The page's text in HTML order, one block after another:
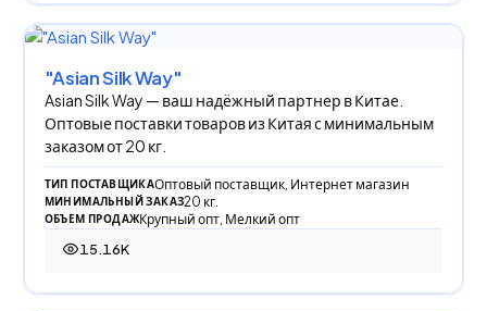
"Asian Silk Way"
Asian Silk Way — ваш надёжный партнер в Китае.
Оптовые поставки товаров из Китая с минимальным
заказом от 20 кг.
ТИП ПОСТАВЩИКАОптовый поставщик, Интернет магазин
МИНИМАЛЬНЫЙ ЗАКАЗ20 кг.
ОБЪЕМ ПРОДАЖКрупный опт, Мелкий опт
15.16K
15 158 просмотров